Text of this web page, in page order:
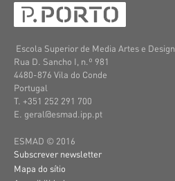
Escola Superior de Media Artes e Design
Rua D. Sancho I, n.º 981
4480-876 Vila do Conde
Portugal
T. +351 252 291 700
E. geral@esmad.ipp.pt
ESMAD © 2016
Subscrever newsletter
Mapa do sítio